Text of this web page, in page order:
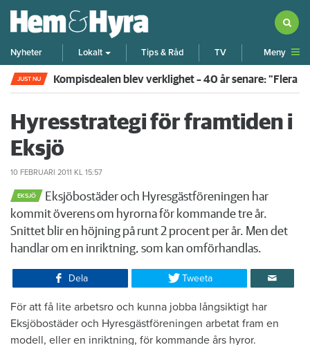
Nyheter Lokalt Tips & Råd TV Meny
JUST NU Kompisdealen blev verklighet – 40 år senare: "Flera
Hyresstrategi för framtiden i
Eksjö
10 FEBRUARI 2011 KL 15:57
EKSJÖ
Eksjöbostäder och Hyresgästföreningen har
kommit överens om hyrorna för kommande tre år.
Snittet blir en höjning på runt 2 procent per år. Men det
handlar om en inriktning, som kan omförhandlas.
Dela Tweeta
För att få lite arbetsro och kunna jobba långsiktigt har
Eksjöbostäder och Hyresgästföreningen arbetat fram en
modell, eller en inriktning, för kommande års hyror.